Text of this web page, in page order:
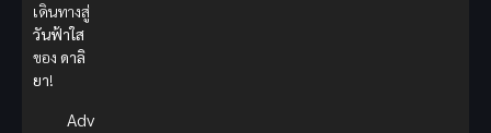
เดินทางสู่
วันฟ้าใส
ของ ดาลิ
ยา!
Adv